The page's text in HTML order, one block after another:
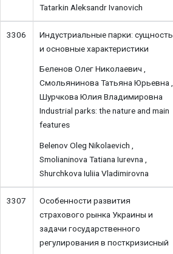
Tatarkin Aleksandr Ivanovich
3306
Индустриальные парки: сущность
и основные характеристики
Беленов Олег Николаевич ,
Смольянинова Татьяна Юрьевна ,
Шурчкова Юлия Владимировна
Industrial parks: the nature and main
features
Belenov Oleg Nikolaevich ,
Smolianinova Tatiana Iurevna ,
Shurchkova Iuliia Vladimirovna
3307
Особенности развития
страхового рынка Украины и
задачи государственного
регулирования в посткризисный